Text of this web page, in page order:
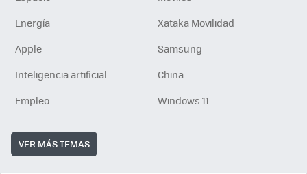
Energía
Xataka Movilidad
Apple
Samsung
Inteligencia artificial
China
Empleo
Windows 11
VER MÁS TEMAS